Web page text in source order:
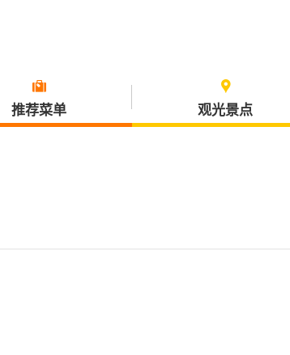
推荐菜单 观光景点